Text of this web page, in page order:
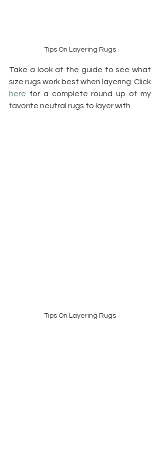
Tips On Layering Rugs
Take a look at the guide to see what
here for a complete round up of my
favorite neutral rugs to layer with.
Tips On Layering Rugs